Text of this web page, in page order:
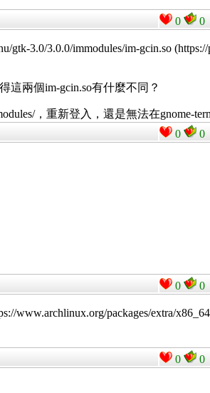
0 0
3.0/3.0.0/immodules/im-gcin.so (https://
這兩個im-gcin.so有什麼不同？
，重新登入，還是無法在gnome-
0 0
0 0
www.archlinux.org/packages/extra/
0 0